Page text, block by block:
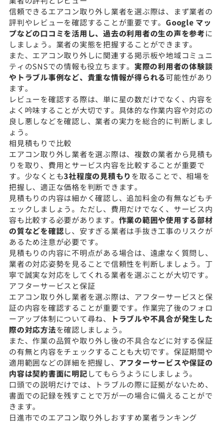
信頼できるエアコン取り外し業者を選ぶ際は、まず業者の
評判やレビューを確認することが重要です。 Google マッ
プなどの口コミを活用し、過去の利用者の生の声を参考に
しましょう。業者の実態を把握することができます。
また、エアコン取り外しに関連する掲示板や地域コミュニ
ティのSNSでの情報も役立ちます。 実際の利用者の体験談
やトラブル事例など、貴重な情報が得られる可能性があり
ます。
レビューを確認する際は、単に星の数だけでなく、内容を
よく吟味することが大切です。具体的な作業内容や対応の
良し悪しなどを確認し、業者の実力を総合的に判断しまし
ょう。
相見積もりで比較
エアコン取り外し業者を選ぶ際は、複数の業者から見積も
りを取り、費用とサービス内容を比較することが重要で
す。少なくとも3社程度の見積もりを取ることで、相場を
把握し、適正な価格を判断できます。
見積もりの内容は細かく確認し、追加料金の有無などもチ
ェックしましょう。ただし、費用だけでなく、サービス内
容も比較する必要があります。 作業の範囲や使用する部材
の質などを確認し、安すぎる業者は手抜き工事のリスクが
あるため注意が必要です。
見積もりの内容に不明点がある場合は、遠慮なく質問し、
業者の対応姿勢を見ることで信頼性を判断しましょう。丁
寧で誠実な対応をしてくれる業者を選ぶことが大切です。
アフターサービスと保証
エアコン取り外し業者を選ぶ際は、アフターサービスと保
証の内容を確認することが重要です。作業完了後のフォロ
ーアップ体制について尋ね、
トラブルや不具合が発生した
際の対応方法を確認しましょう。
また、作業の品質や取り外し後の不具合などに対する保証
の有無と内容をチェックすることも大切です。保証期間や
適用範囲などの詳細を把握し、 アフターサービスや保証の
内容は契約書面に明記してもらうようにしましょう。
口頭での説明だけでは、トラブルの際に証拠がないため、
書面での記録を残すことで万が一の場合に備えることがで
きます。
日進市でのエアコン取り外しおすすめ業者ランキング